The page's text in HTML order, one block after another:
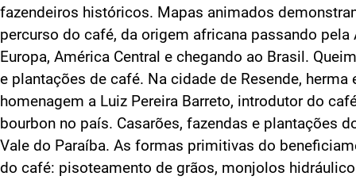
fazendeiros históricos. Mapas animados
percurso do café, da origem africana passando pela
Europa, América Central e chegando ao Brasil.
e plantações de café. Na cidade de Resende, herma
homenagem a Luiz Pereira Barreto, introdutor do
bourbon no país. Casarões, fazendas e plantações
Vale do Paraíba. As formas primitivas do
do café: pisoteamento de grãos, monjolos